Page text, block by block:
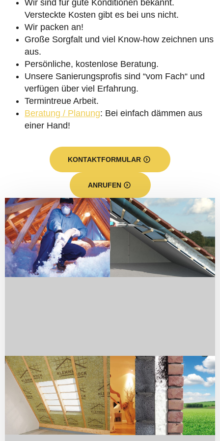
Wir sind für gute Konditionen bekannt.
Versteckte Kosten gibt es bei uns nicht.
Wir packen an!
Große Sorgfalt und viel Know-how zeichnen uns
aus.
Persönliche, kostenlose Beratung.
Unsere Sanierungsprofis sind “vom Fach“ und
verfügen über viel Erfahrung.
Termintreue Arbeit.
Beratung / Planung: Bei einfach dämmen aus
einer Hand!
KONTAKTFORMULAR
ANRUFEN